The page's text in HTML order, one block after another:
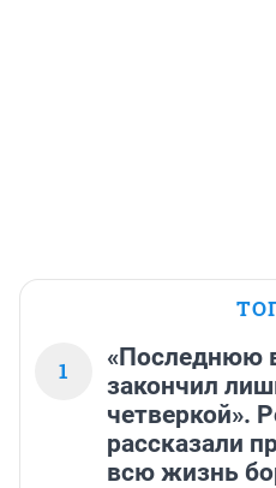
1
«Последнюю
закончил
четверкой».
рассказали
всю жизнь